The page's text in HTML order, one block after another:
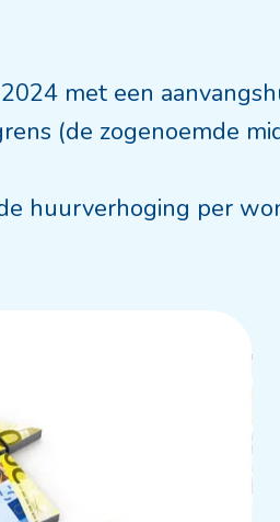
met een
(de zogenoemde
huurverhoging per